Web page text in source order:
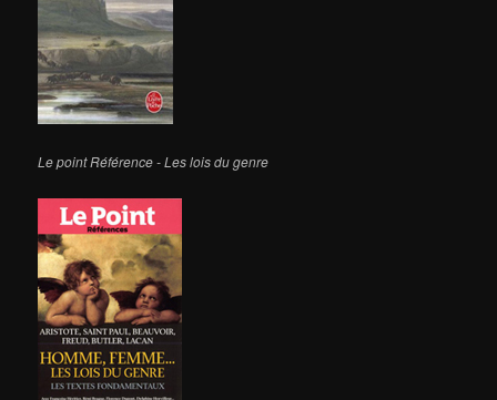
Le point Référence - Les lois du genre